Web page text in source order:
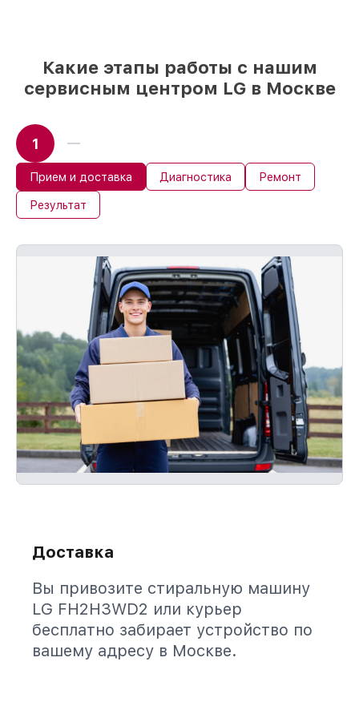
работ в течение пары часов, если
мастер приступает к восстановлению
сразу
Какие этапы работы с нашим
сервисным центром LG в Москве
1
Прием и доставка Диагностика Ремонт
Результат
Доставка
Вы привозите стиральную машину
LG FH2H3WD2 или курьер
бесплатно забирает устройство по
вашему адресу в Москве.